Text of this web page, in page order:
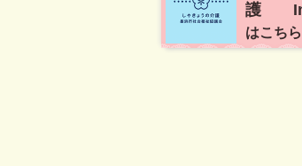
護
はこちら